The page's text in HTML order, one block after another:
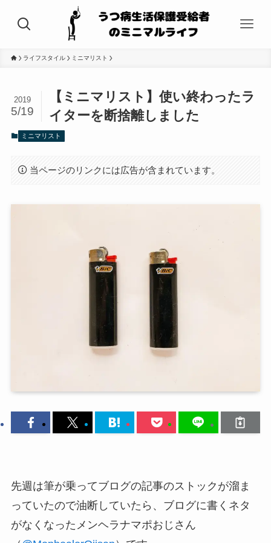
ライフスタイル ミニマリスト
【ミニマリスト】使い終わったラ
イターを断捨離しました
2019
5/19
ミニマリスト
当ページのリンクには広告が含まれています。
先週は筆が乗ってブログの記事のストックが溜ま
っていたので油断していたら、ブログに書くネタ
がなくなったメンヘラナマポおじさん